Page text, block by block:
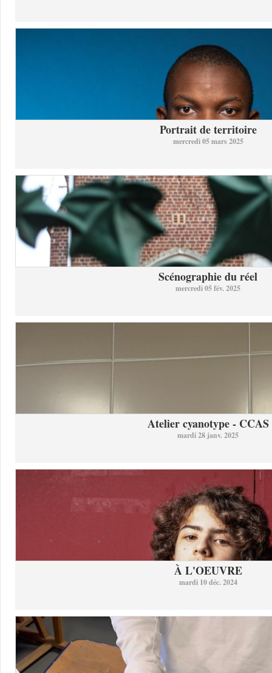
Portrait de territoire
mercredi 05 mars 2025
Scénographie du réel
mercredi 05 fév. 2025
Atelier cyanotype - CCAS
mardi 28 janv. 2025
À L'OEUVRE
mardi 10 déc. 2024